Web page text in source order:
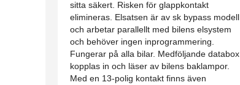
sitta säkert. Risken för glappkontakt
elimineras. Elsatsen är av sk bypass modell
och arbetar parallellt med bilens elsystem
och behöver ingen inprogrammering.
Fungerar på alla bilar. Medföljande databox
kopplas in och läser av bilens baklampor.
Med en 13-polig kontakt finns även